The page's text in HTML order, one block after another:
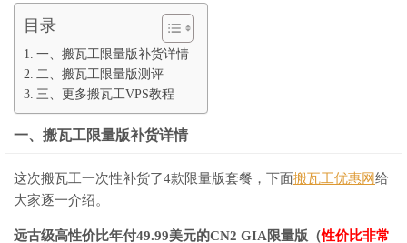
目录
一、搬瓦工限量版补货详情
二、搬瓦工限量版测评
三、更多搬瓦工VPS教程
一、搬瓦工限量版补货详情
这次搬瓦工一次性补货了4款限量版套餐，下面搬瓦工优惠网给
大家逐一介绍。
远古级高性价比年付49.99美元的CN2 GIA限量版（性价比非常